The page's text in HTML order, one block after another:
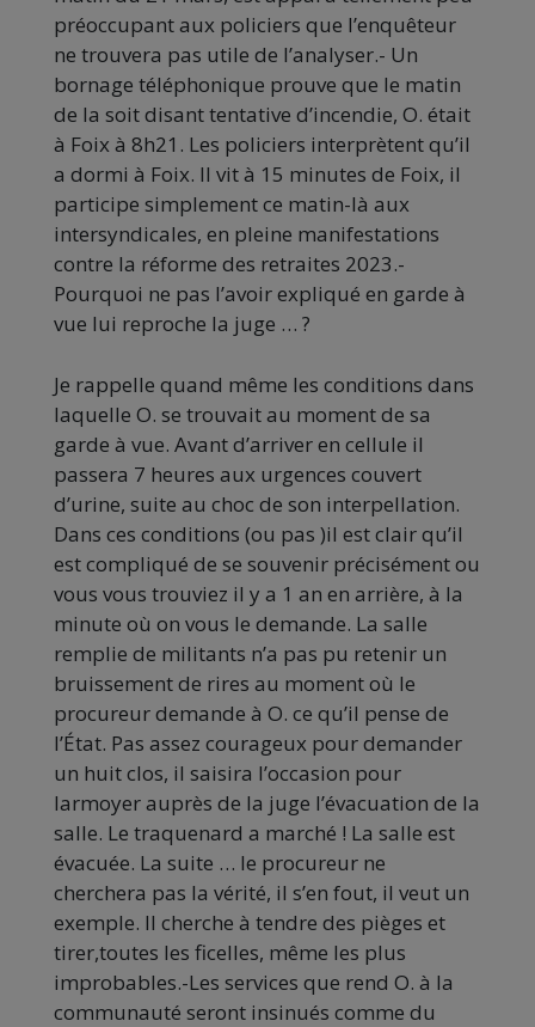
préoccupant aux policiers que l’enquêteur
ne trouvera pas utile de l’analyser.- Un
bornage téléphonique prouve que le matin
de la soit disant tentative d’incendie, O. était
à Foix à 8h21. Les policiers interprètent qu’il
a dormi à Foix. Il vit à 15 minutes de Foix, il
participe simplement ce matin-là aux
intersyndicales, en pleine manifestations
contre la réforme des retraites 2023.-
Pourquoi ne pas l’avoir expliqué en garde à
vue lui reproche la juge … ?
Je rappelle quand même les conditions dans
laquelle O. se trouvait au moment de sa
garde à vue. Avant d’arriver en cellule il
passera 7 heures aux urgences couvert
d’urine, suite au choc de son interpellation.
Dans ces conditions (ou pas )il est clair qu’il
est compliqué de se souvenir précisément ou
vous vous trouviez il y a 1 an en arrière, à la
minute où on vous le demande. La salle
remplie de militants n’a pas pu retenir un
bruissement de rires au moment où le
procureur demande à O. ce qu’il pense de
l’État. Pas assez courageux pour demander
un huit clos, il saisira l’occasion pour
larmoyer auprès de la juge l’évacuation de la
salle. Le traquenard a marché ! La salle est
évacuée. La suite … le procureur ne
cherchera pas la vérité, il s’en fout, il veut un
exemple. Il cherche à tendre des pièges et
tirer,toutes les ficelles, même les plus
improbables.-Les services que rend O. à la
communauté seront insinués comme du